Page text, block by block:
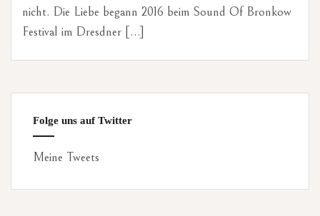
nicht. Die Liebe begann 2016 beim Sound Of Bronkow
Festival im Dresdner […]
Folge uns auf Twitter
Meine Tweets